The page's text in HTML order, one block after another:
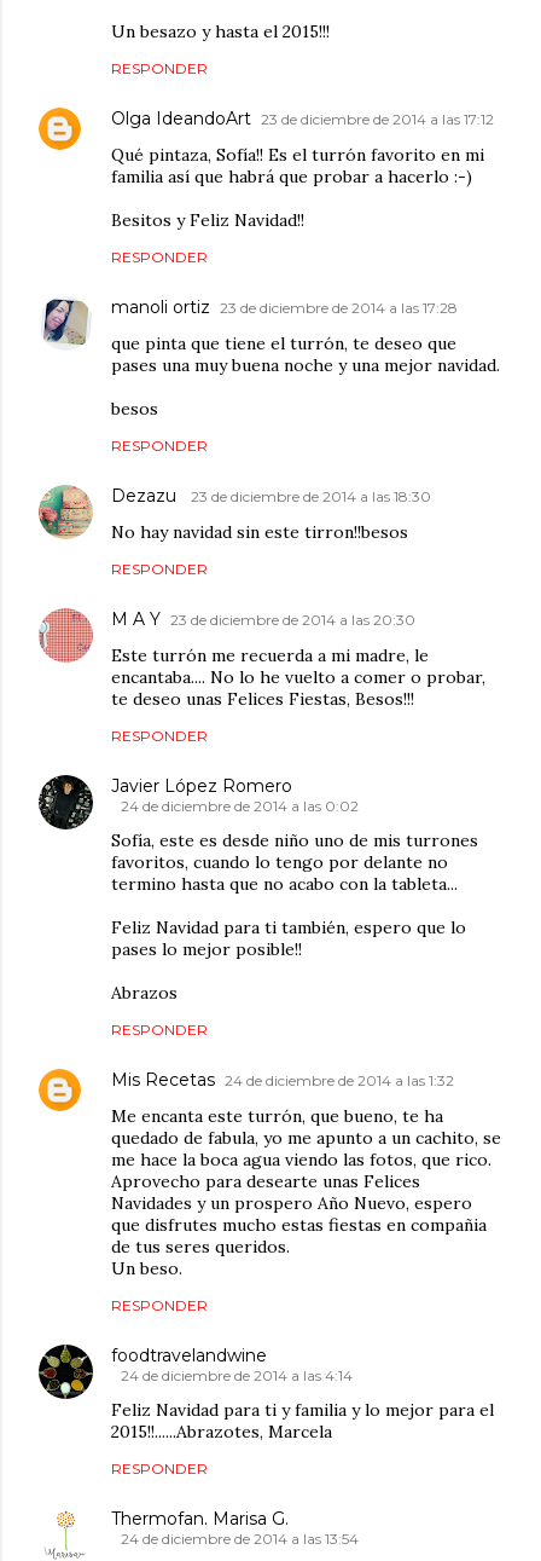
Un besazo y hasta el 2015!!!
RESPONDER
Olga IdeandoArt 23 de diciembre de 2014 a las 17:12
Qué pintaza, Sofía!! Es el turrón favorito en mi
familia así que habrá que probar a hacerlo :-)
Besitos y Feliz Navidad!!
RESPONDER
manoli ortiz 23 de diciembre de 2014 a las 17:28
que pinta que tiene el turrón, te deseo que
pases una muy buena noche y una mejor navidad.
besos
RESPONDER
Dezazu 23 de diciembre de 2014 a las 18:30
No hay navidad sin este tirron!!besos
RESPONDER
M A Y 23 de diciembre de 2014 a las 20:30
Este turrón me recuerda a mi madre, le
encantaba.... No lo he vuelto a comer o probar,
te deseo unas Felices Fiestas, Besos!!!
RESPONDER
Javier López Romero
24 de diciembre de 2014 a las 0:02
Sofía, este es desde niño uno de mis turrones
favoritos, cuando lo tengo por delante no
termino hasta que no acabo con la tableta...
Feliz Navidad para ti también, espero que lo
pases lo mejor posible!!
Abrazos
RESPONDER
Mis Recetas 24 de diciembre de 2014 a las 1:32
Me encanta este turrón, que bueno, te ha
quedado de fabula, yo me apunto a un cachito, se
me hace la boca agua viendo las fotos, que rico.
Aprovecho para desearte unas Felices
Navidades y un prospero Año Nuevo, espero
que disfrutes mucho estas fiestas en compañia
de tus seres queridos.
Un beso.
RESPONDER
foodtravelandwine
24 de diciembre de 2014 a las 4:14
Feliz Navidad para ti y familia y lo mejor para el
2015!!......Abrazotes, Marcela
RESPONDER
Thermofan. Marisa G.
24 de diciembre de 2014 a las 13:54